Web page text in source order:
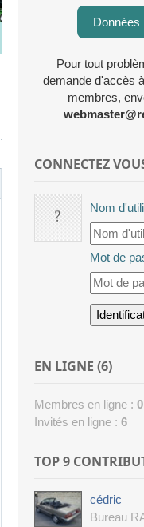
Données
Pour tout
demande d'accès
membres,
CONNECTEZ
Nom
Mot de
EN LIGNE (6)
Membres en ligne : 0
Invités en ligne : 6
TOP 9
cédric
Bureau